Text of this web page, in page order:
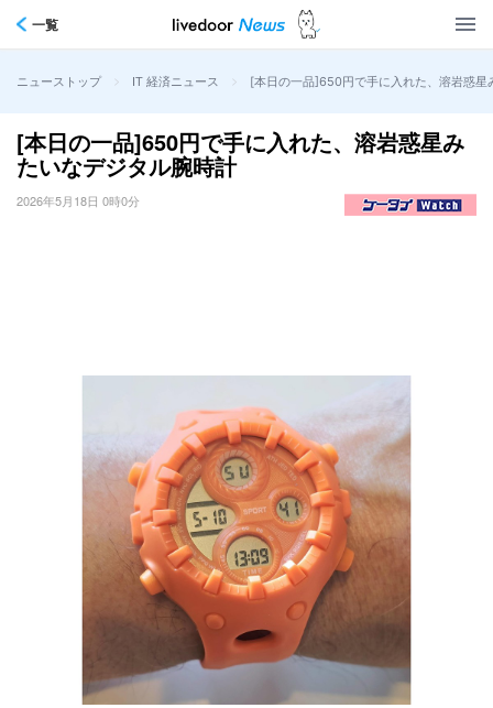
一覧
ニューストップ > IT 経済ニュース > [本日の一品]650円で手に入れた、溶岩惑星
[本日の一品]650円で手に入れた、溶岩惑星み
たいなデジタル腕時計
2026年5月18日 0時0分